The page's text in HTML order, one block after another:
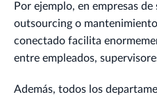
Por ejemplo, en empresas
outsourcing o
conectado facilita
entre empleados,
Además, todos los